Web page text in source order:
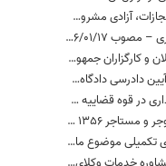
آیین‌نامه نحوه اجرای قرار تعلیق اجرای مجازات، آزادی مشروط، قرار تعویق صدور حکم، نظام نیمه آزادی و آزادی تحت نظارت سامانه‌های الکترونیکی و جایگزین‌های حبس – مصوب 1398/02/03
قانون کیفیت اخذ پروانه وکالت دادگستری – مصوب 1376/01/17
قانون رسیدگی به دارایی مقامات، مسئولان و کارگزاران جمهوری اسلامی ایران – مصوب 1394/08/09
آیین‌نامه اجرایی تبصره ماده 297 قانون آیین دادرسی دادگاه‌های عمومی و انقلاب (در امور کیفری) – مصوب 1380/06/14
دستورالعمل حمایت قضایی از سرمایه‌گذاری در قوه قضاییه – مصوب 1386/10/16
آیین‌نامه اجرایی ماده 29 قانون روابط موجر و مستاجر 1356 – مصوب 1356/09/03
آیین‌نامه راجع به نحوه اجرای مجازات‌های تکمیلی موضوع ماده 23 قانون مجازات اسلامی – مصوب 1393/26/11